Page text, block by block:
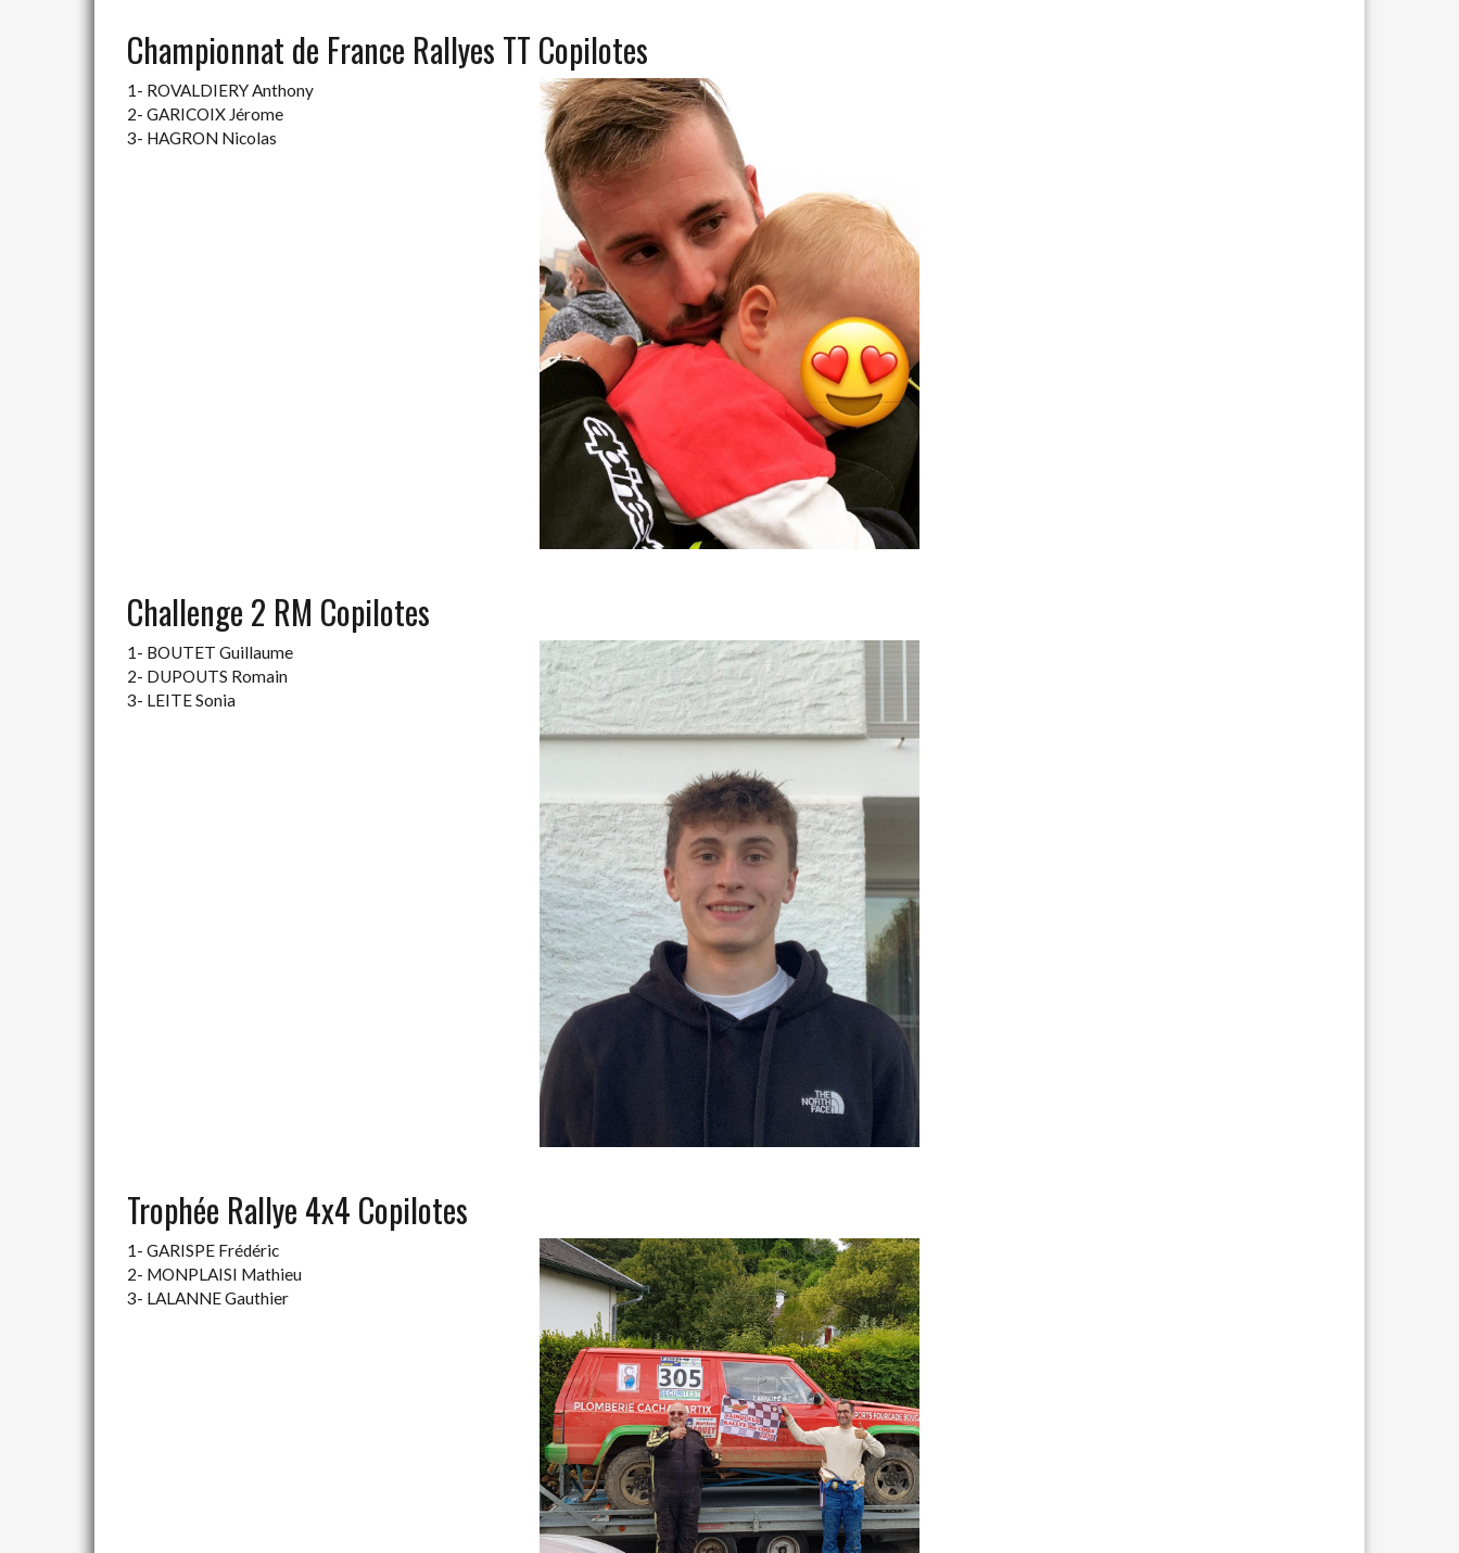
Championnat de France Rallyes TT Copilotes
1- ROVALDIERY Anthony
2- GARICOIX Jérome
3- HAGRON Nicolas
Challenge 2 RM Copilotes
1- BOUTET Guillaume
2- DUPOUTS Romain
3- LEITE Sonia
Trophée Rallye 4x4 Copilotes
1- GARISPE Frédéric
2- MONPLAISI Mathieu
3- LALANNE Gauthier